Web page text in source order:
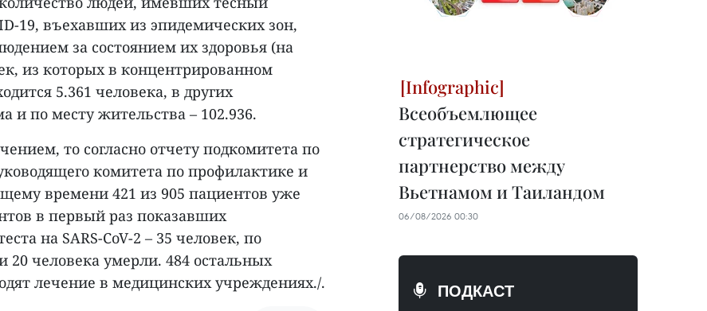
19, въехавших из эпидемических зон,
за состоянием их здоровья (на
из которых в концентрированном
5.361 человека, в других
и по месту жительства – 102.936.
то согласно отчету подкомитета по
комитета по профилактике и
времени 421 из 905 пациентов уже
в первый раз показавших
на SARS-CoV-2 – 35 человек, по
человека умерли. 484 остальных
лечение в медицинских учреждениях./.
Всеобъемлющее
стратегическое
партнерство между
Вьетнамом и Таиландом
06/08/2026 00:30
ПОДКАСТ